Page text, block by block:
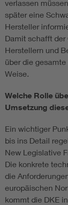
verlassen
später eine
Hersteller
Damit schafft der
Herstellern und
über die
Weise.
Welche Rolle
Umsetzung
Ein wichtiger
bis ins Detail
New Legislative
Die konkrete
die
europäischen
kommt die DKE